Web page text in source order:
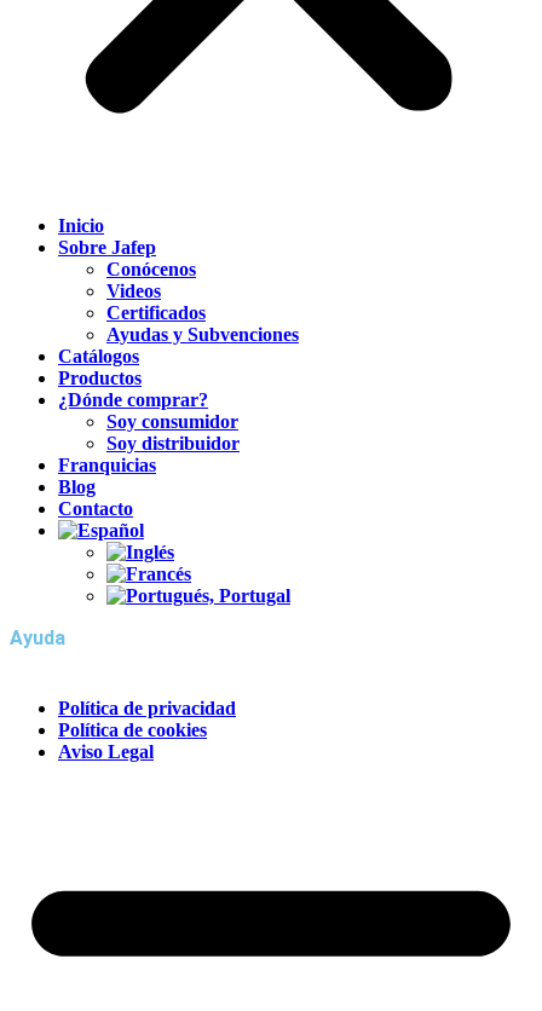
Inicio
Sobre Jafep
Conócenos
Videos
Certificados
Ayudas y Subvenciones
Catálogos
Productos
¿Dónde comprar?
Soy consumidor
Soy distribuidor
Franquicias
Blog
Contacto
Ayuda
Política de privacidad
Política de cookies
Aviso Legal